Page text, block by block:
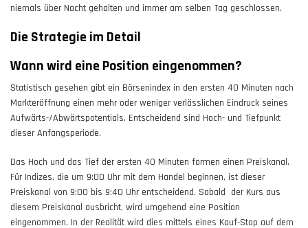
niemals über Nacht gehalten und immer am selben Tag geschlossen.
Die Strategie im Detail
Wann wird eine Position eingenommen?
Statistisch gesehen gibt ein Börsenindex in den ersten 40 Minuten nach
Markteröffnung einen mehr oder weniger verlässlichen Eindruck seines
Aufwärts-/Abwärtspotentials. Entscheidend sind Hoch- und Tiefpunkt
dieser Anfangsperiode.
Das Hoch und das Tief der ersten 40 Minuten formen einen Preiskanal.
Für Indizes, die um 9:00 Uhr mit dem Handel beginnen, ist dieser
Preiskanal von 9:00 bis 9:40 Uhr entscheidend. Sobald der Kurs aus
diesem Preiskanal ausbricht, wird umgehend eine Position
eingenommen. In der Realität wird dies mittels eines Kauf-Stop auf dem